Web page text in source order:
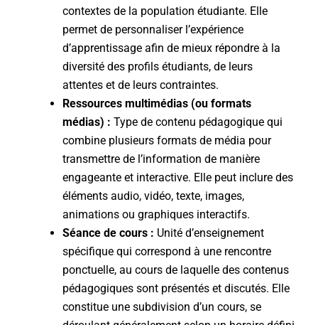
contextes de la population étudiante. Elle
permet de personnaliser l’expérience
d’apprentissage afin de mieux répondre à la
diversité des profils étudiants, de leurs
attentes et de leurs contraintes.
Ressources multimédias (ou formats
médias) : Type de contenu pédagogique qui
combine plusieurs formats de média pour
transmettre de l’information de manière
engageante et interactive. Elle peut inclure des
éléments audio, vidéo, texte, images,
animations ou graphiques interactifs.
Séance de cours : Unité d’enseignement
spécifique qui correspond à une rencontre
ponctuelle, au cours de laquelle des contenus
pédagogiques sont présentés et discutés. Elle
constitue une subdivision d’un cours, se